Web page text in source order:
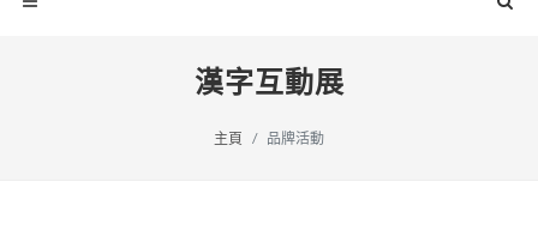
漢字互動展
主頁 品牌活動